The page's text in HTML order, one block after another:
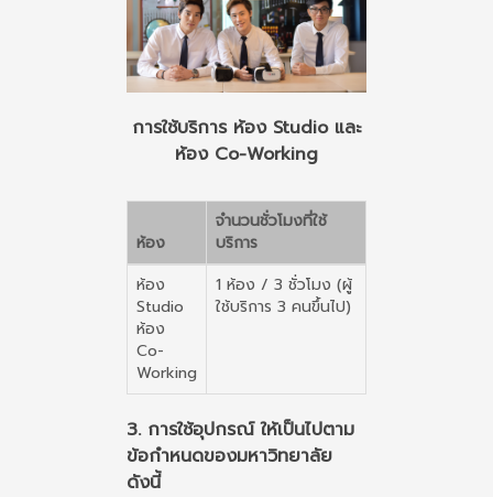
การใช้บริการ ห้อง Studio และ
ห้อง Co-Working
ห้อง
จำนวนชั่วโมงที่ใช้
บริการ
ห้อง
Studio
ห้อง
Co-
Working
1 ห้อง / 3 ชั่วโมง (ผู้
ใช้บริการ 3 คนขึ้นไป)
3. การใช้อุปกรณ์ ให้เป็นไปตาม
ข้อกำหนดของมหาวิทยาลัย
ดังนี้